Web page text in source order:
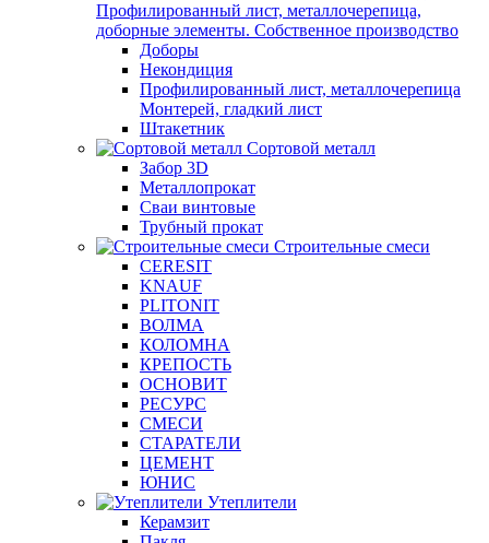
Профилированный лист, металлочерепица,
доборные элементы. Собственное производство
Доборы
Некондиция
Профилированный лист, металлочерепица
Монтерей, гладкий лист
Штакетник
Сортовой металл
Забор 3D
Металлопрокат
Сваи винтовые
Трубный прокат
Строительные смеси
CERESIT
KNAUF
PLITONIT
ВОЛМА
КОЛОМНА
КРЕПОСТЬ
ОСНОВИТ
РЕСУРС
СМЕСИ
СТАРАТЕЛИ
ЦЕМЕНТ
ЮНИС
Утеплители
Керамзит